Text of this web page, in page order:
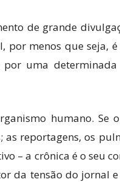
de grande
por menos que seja,
uma
humano. Se
as reportagens, os
– a crônica é o seu
da tensão do jornal